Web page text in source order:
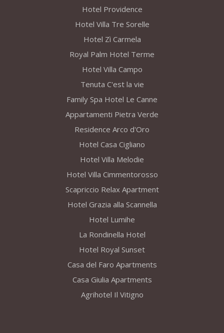
Hotel Providence
Hotel Villa Tre Sorelle
Hotel Zì Carmela
Royal Palm Hotel Terme
Hotel Villa Campo
Tenuta C'est la vie
Family Spa Hotel Le Canne
Appartamenti Pietra Verde
Residence Arco d'Oro
Hotel Casa Cigliano
Hotel Villa Melodie
Hotel Villa Cimmentorosso
Scapriccio Relax Apartment
Hotel Grazia alla Scannella
Hotel Lumihe
La Rondinella Hotel
Hotel Royal Sunset
Casa del Faro Apartments
Casa Giulia Apartments
Agrihotel Il Vitigno